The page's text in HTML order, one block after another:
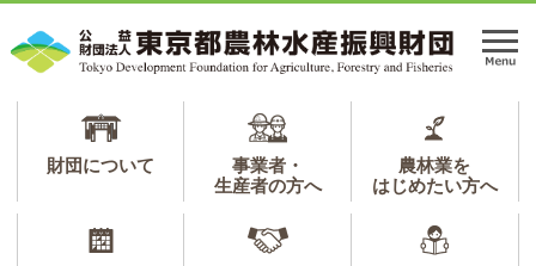
ジ
ュ
メ
財団について
事業者・
生産者の方へ
農林業を
はじめたい方へ